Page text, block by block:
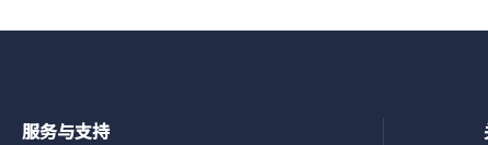
服务与支持